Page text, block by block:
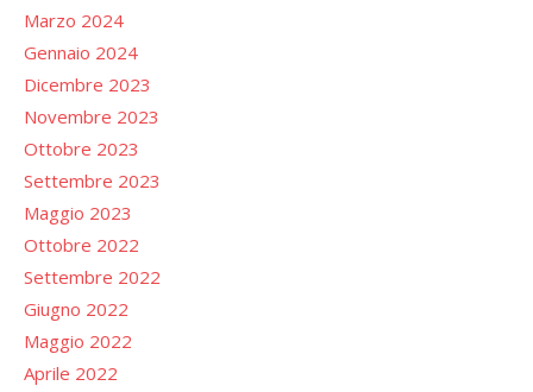
Marzo 2024
Gennaio 2024
Dicembre 2023
Novembre 2023
Ottobre 2023
Settembre 2023
Maggio 2023
Ottobre 2022
Settembre 2022
Giugno 2022
Maggio 2022
Aprile 2022